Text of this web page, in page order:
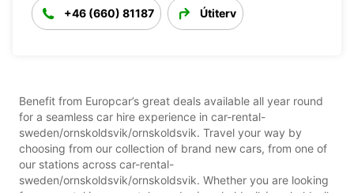
+46 (660) 81187 Útiterv
Benefit from Europcar’s great deals available all year round
for a seamless car hire experience in car-rental-
sweden/ornskoldsvik/ornskoldsvik. Travel your way by
choosing from our collection of brand new cars, from one of
our stations across car-rental-
sweden/ornskoldsvik/ornskoldsvik. Whether you are looking